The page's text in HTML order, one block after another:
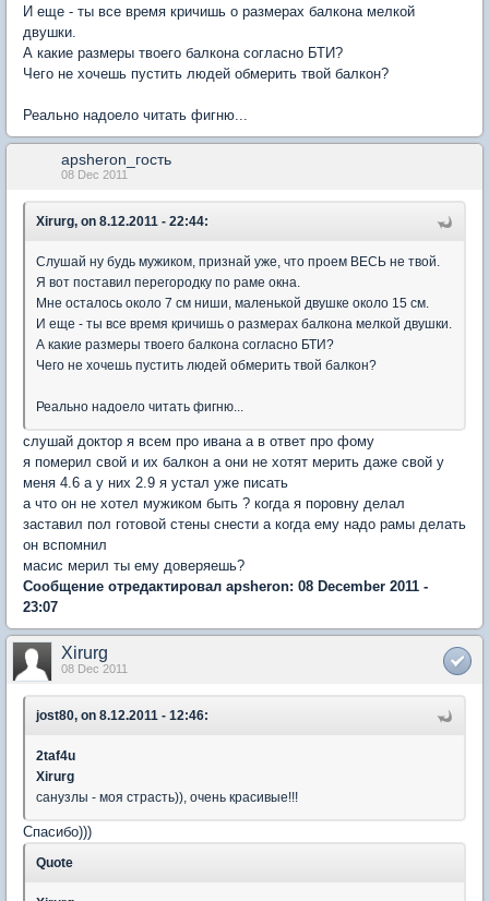
И еще - ты все время кричишь о размерах балкона мелкой
двушки.
А какие размеры твоего балкона согласно БТИ?
Чего не хочешь пустить людей обмерить твой балкон?
Реально надоело читать фигню...
apsheron_гость
08 Dec 2011
Xirurg, on 8.12.2011 - 22:44:
Слушай ну будь мужиком, признай уже, что проем ВЕСЬ не твой.
Я вот поставил перегородку по раме окна.
Мне осталось около 7 см ниши, маленькой двушке около 15 см.
И еще - ты все время кричишь о размерах балкона мелкой двушки.
А какие размеры твоего балкона согласно БТИ?
Чего не хочешь пустить людей обмерить твой балкон?
Реально надоело читать фигню...
слушай доктор я всем про ивана а в ответ про фому
я померил свой и их балкон а они не хотят мерить даже свой у
меня 4.6 а у них 2.9 я устал уже писать
а что он не хотел мужиком быть ? когда я поровну делал
заставил пол готовой стены снести а когда ему надо рамы делать
он вспомнил
масис мерил ты ему доверяешь?
Сообщение отредактировал apsheron: 08 December 2011 -
23:07
Xirurg
08 Dec 2011
jost80, on 8.12.2011 - 12:46:
2taf4u
Xirurg
санузлы - моя страсть)), очень красивые!!!
Спасибо)))
Quote